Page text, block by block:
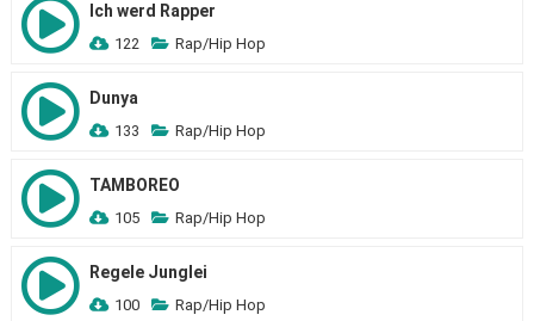
Ich werd Rapper
122 Rap/Hip Hop
Dunya
133 Rap/Hip Hop
TAMBOREO
105 Rap/Hip Hop
Regele Junglei
100 Rap/Hip Hop